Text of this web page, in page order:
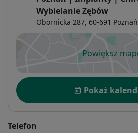
Wybielanie Zębów
Obornicka 287, 60-691 Poznań
Powiększ
Dostępność
Pokaż
Telefon